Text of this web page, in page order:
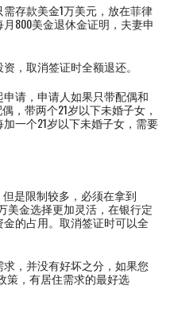
存款美金1万美元，放在菲律
800美金退休金证明，夫妻申
，取消签证时全额退还。
请，申请人如果只带配偶和
，带两个21岁以下未婚子女，
一个21岁以下未婚子女，需要
是限制较多，必须在拿到
美金选择更加灵活，在银行定
的占用。取消签证时可以全
，并没有好坏之分，如果您
策，有居住需求的最好选